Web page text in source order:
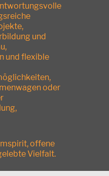
und
und flexible
oder
offene
Vielfalt.